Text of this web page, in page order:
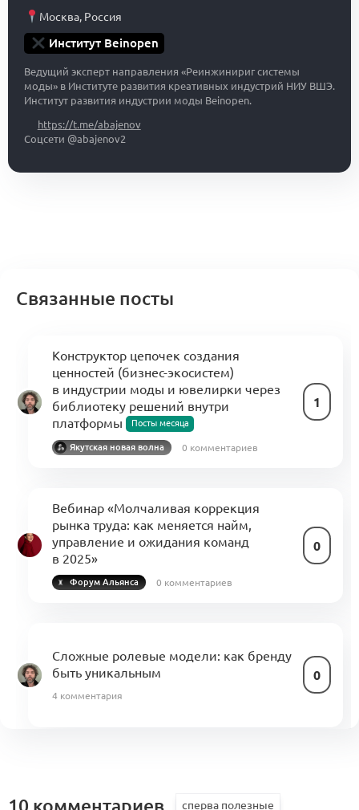
Москва, Россия
Институт Beinopen
Ведущий эксперт направления «Реинжинириг системы
моды» в Институте развития креативных индустрий НИУ ВШЭ.
Институт развития индустрии моды Beinopen.
https://t.me/abajenov
Соцсети @abajenov2
Связанные посты
Конструктор цепочек создания
ценностей (бизнес-экосистем)
в индустрии моды и ювелирки через
библиотеку решений внутри
платформы
Посты месяца
1
Якутская новая волна 0 комментариев
Вебинар «Молчаливая коррекция
рынка труда: как меняется найм,
управление и ожидания команд
в 2025»
0
Форум Альянса 0 комментариев
Сложные ролевые модели: как бренду
быть уникальным
0
4 комментария
волны и композитных системах
10 комментариев